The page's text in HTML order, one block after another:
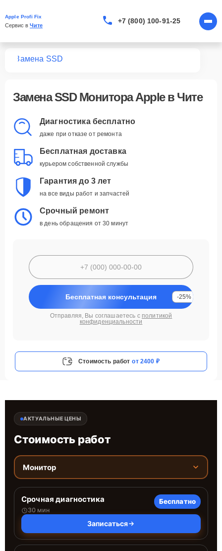
Apple Profi Fix
Сервис в Чите
+7 (800) 100-91-25
Замена SSD
Замена SSD Монитора Apple в Чите
Диагностика бесплатно
даже при отказе от ремонта
Бесплатная доставка
курьером собственной службы
Гарантия до 3 лет
на все виды работ и запчастей
Срочный ремонт
в день обращения от 30 минут
Бесплатная консультация -25%
Отправляя, Вы соглашаетесь с политикой
конфиденциальности
Стоимость работ от 2400 ₽
АКТУАЛЬНЫЕ ЦЕНЫ
Стоимость работ
Монитор
Срочная диагностика
30 мин
Бесплатно
Записаться